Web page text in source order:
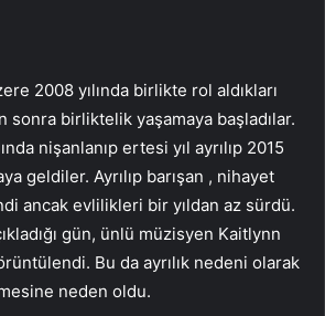
2008 yılında birlikte rol aldıkları
sonra birliktelik yaşamaya başladılar.
nişanlanıp ertesi yıl ayrılıp 2015
geldiler. Ayrılıp barışan , nihayet
ancak evlilikleri bir yıldan az sürdü.
gün, ünlü müzisyen Kaitlynn
Bu da ayrılık nedeni olarak
neden oldu.